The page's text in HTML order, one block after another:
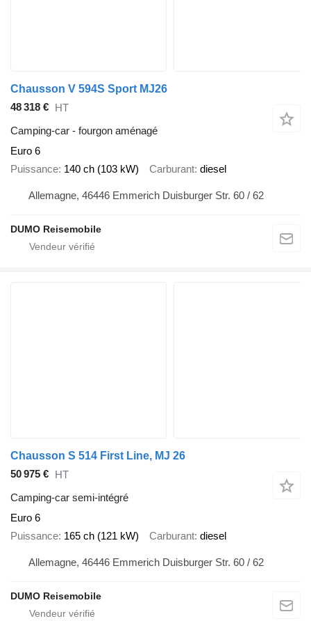
Chausson V 594S Sport MJ26
48 318 € HT
Camping-car - fourgon aménagé
Euro 6
Puissance 140 ch (103 kW) Carburant diesel
Allemagne, 46446 Emmerich Duisburger Str. 60 / 62
DUMO Reisemobile
Chausson S 514 First Line, MJ 26
50 975 € HT
Camping-car semi-intégré
Euro 6
Puissance 165 ch (121 kW) Carburant diesel
Allemagne, 46446 Emmerich Duisburger Str. 60 / 62
DUMO Reisemobile